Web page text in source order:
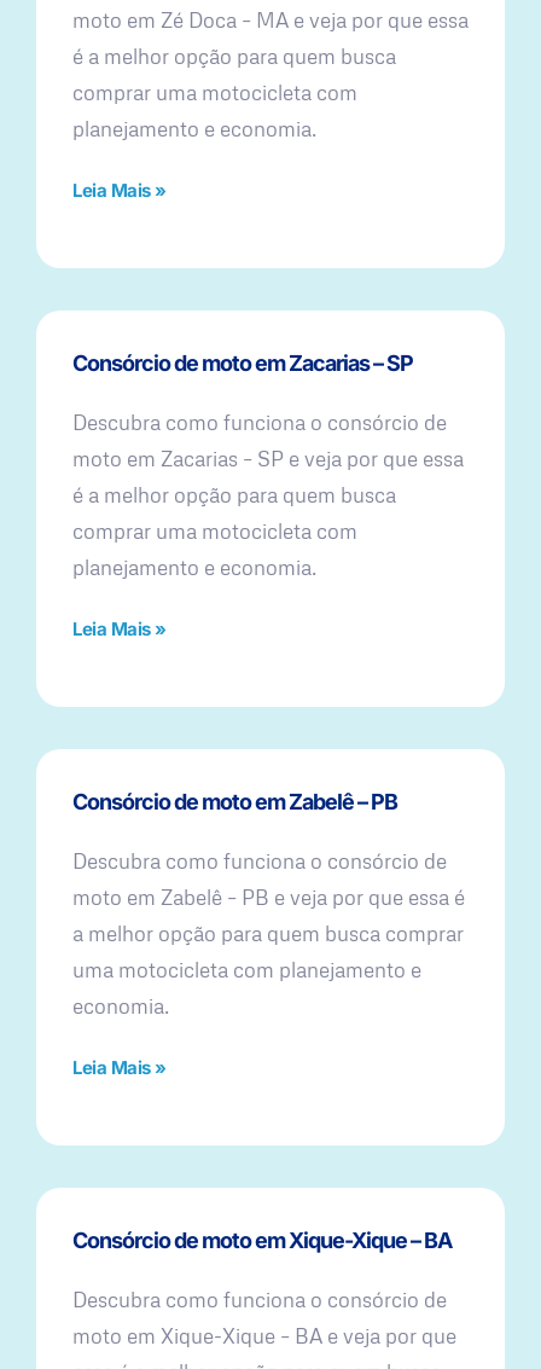
moto em Zé Doca – MA e veja por que essa
é a melhor opção para quem busca
comprar uma motocicleta com
planejamento e economia.
Leia Mais »
Consórcio de moto em Zacarias – SP
Descubra como funciona o consórcio de
moto em Zacarias – SP e veja por que essa
é a melhor opção para quem busca
comprar uma motocicleta com
planejamento e economia.
Leia Mais »
Consórcio de moto em Zabelê – PB
Descubra como funciona o consórcio de
moto em Zabelê – PB e veja por que essa é
a melhor opção para quem busca comprar
uma motocicleta com planejamento e
economia.
Leia Mais »
Consórcio de moto em Xique-Xique – BA
Descubra como funciona o consórcio de
moto em Xique-Xique – BA e veja por que